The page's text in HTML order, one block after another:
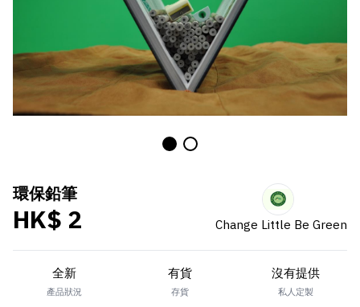
環保鉛筆
HK$ 2 Change Little Be Green
全新
產品狀況
有貨
存貨
沒有提供
私人定製